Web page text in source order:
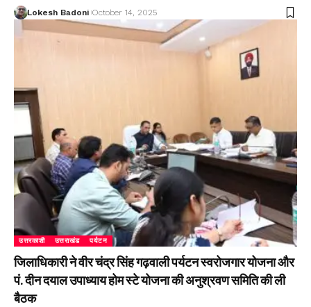
Lokesh Badoni October 14, 2025
उत्तरकाशी उत्तराखंड पर्यटन
जिलाधिकारी ने वीर चंद्र सिंह गढ़वाली पर्यटन स्वरोजगार योजना और
पं. दीन दयाल उपाध्याय होम स्टे योजना की अनुश्रवण समिति की ली
बैठक